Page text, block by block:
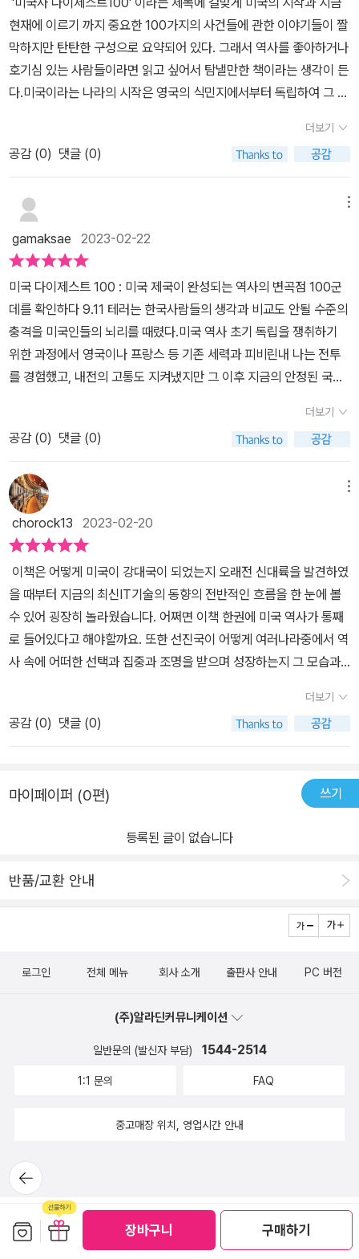
장바구니 구매하기
책, 9·11 테러 사건 등 수많은 역사를 다루고 있다. ​한 권의 책에서 짧
은 챕터를 통해서 미국의 역사를 살펴볼 수 있었다. 간간이, 한국과 관
련된 6·25전쟁, LA 폭동 사건의 이야기도 볼 수 있어서 반갑기도 하
였다. 어렵지 않게 미국의 굵직한 역사를 만나볼 수 있어서 처음 미국
다. 개인적으로는 역사를 좋아하는데 쉽고 재미있고 유익하게 읽은
책이어서 다른 나라 역사 이야기도 읽어보고 싶을 정도였다.​*출판사
로부터 책을 제공받았으나 주관적으로 작성하였습니다.
면에 미국의 모든 사건들이 파노라마처럼 이어진다. 이미 많은 영화
나 드라마를 통해 흔하게 접한 사건들도 있지만 처음 들어보는 사건
들도 많아서 미국을 아는데 많은 도움이 되었다.특히 1803년에 프랑
스로부터 사들인 루이지애나는 그 당시 미국 영토와 비슷한 면적을
가진 땅으로 미국이 러시아 다음으로 광활한 대국이 되는 계기를 만
든다. 그 당시의 루이지애나는 오늘날의 루이지애나와 다른 지역이라
고 한다.이 지역은 원래 프랑스 소유였는데 1762년 7년 전쟁에서 패
스페인과 비밀협정을 맺기도 한다. 정말 우연한 기회에 프랑스 소유
의 루이지애나 땅이 미국으로 넘어온 것은 미국도 예상하지 못한 사
건이어서 당황했다고 한다.새로운 사실을 알게 되었다. 루이지애나
지역을 얻게 됨으로써 오늘날과 같은 미국의 기틀이 만들어졌다는 사
실이 참 놀랍다. 그리고 우연한 기회에 미국의 고위층들도 당황하였
다는 것이 황당하기까지 하다. 어찌 보면 미국은 이런 것도 참 운이 좋
은 듯 하다.유명한 보스턴 차 사건의 내막도 밝힌다. 그리고 수도를 워
싱턴 DC로 만드는 과정, 미문학의 상징인 모비 딕 이야기, 멕시코와
등 유명한 사건들이 소설처럼 펼쳐진다.미국의 역사를 만든 굵직한
정치적 사건들, 미국 사회를 흔든 스캔들, 미국 문화의 자존심을 세워
준 예술과 문학, 헨리 포드 이후로 세계 경제를 움직이는 기술의 발전
까지 세계 경제를 이끌고 세계 문화에 영향을 주는 미국의 본 모습을
볼 수 있는 다양한 사건들로 가득하다.보통의 미국 역사는 역사적인
시간 순서로 사건들을 나열하는 것에 불과하다. 하지만 이 책은 마치
역사소설을 읽어내듯이 미국의 건국과 발전, 그리고 전 세계를 지배
하는 경찰국가로서의 면모를 펼쳐낸다. 미국사를 본격적으로 공부하
기 전에 전체적인 숲을 그리는 데 많은 도움이 될 듯 하다.* 출판사로
부터 책을 제공받아 감사하게 읽고 주관적인 의견을 적었습니다.
현재에 이르기 까지 중요한 100가지의 사건들에 관한 이야기들이 짤
막하지만 탄탄한 구성으로 요약되어 있다. 그래서 역사를 좋아하거나
호기심 있는 사람들이라면 읽고 싶어서 탐낼만한 책이라는 생각이 든
다.미국이라는 나라의 시작은 영국의 식민지에서부터 독립하여 그 역
유가 무척 궁금했다. 세계사를 배울 때에 미국의 역사에 대해서는 잘
기억이 나지 않는다. 그저 세계가 전쟁으로 무모한 일을 벌일 때, 무기
를 팔면서 성장해왔다는 정도만 기억에 남을 뿐이다. 아무튼 아메리
카 원주민들이 살던 곳을 콜럼버스가 신대륙을 발견하면서부터 유럽
각국의 땅따먹기가 시작되었다고 한다. 이미 살고 있는 원주민이 있
었음에도 불구하고, 정복자와 이민자들로 부터 자신의 터전을 빼앗겨
야 했다. 그곳을 빼앗은 사람들은 남부에 농장을 세워 또 다시 그들의
노동력을 착취하고, 흑인 노예들을 데려와 강제 노역을 시키기도 했
다. 그렇게 돈을 모으고, 세력을 키워 영국으로 부터 독립을 하게 되
고, 통일 국가로 초대 대통령으로 유명한 조지 워싱턴이 등장하기도
한다.중요 사건과 인물들만 알던 것을 쭉 연결해서 읽어가니, 그들의
역사에 대해 이해하기가 한결 수월한 느낌이 들었다. 영국으로 부터
독립을 하고, 서부까지 진출하면서 점점 땅덩어리를 키워 나가며, 수
많은 이권과 대립으로 인해 발생한 전쟁들을 솔직히 이해 할수가 없
세계 곳곳에서 일어나고 있다는 사실이 참 안타까울 뿐이다.무엇보다
자신만의 이익을 위해 양보 없이 싸우는 것이 훗날 역사에 어떻게 기
록될지 그들은 모르는 걸까? 지금 현재 미국이라는 나라의 명성만큼
그 시작이 크지는 않았으나 결국에는 누구도 쉽게 넘보지 못하는 나
라가 되었다. 그동안 수많은 일들이 있었지만 포기하지 않았고, 결국
그들이 원하는 바를 이루어 냈다는 느낌을 받았다. 그렇다면 앞으로
미국이라는 계속해서 그 자리를 지켜나갈 수 있을까? 책을 읽는 동안
미국이라는 나라에 대해 좀 더 깊게 알 수 있는 유익한 시간이었다.@
이 글은 출판사로부터 도서를 협찬받아 주관적인 견해에 의해 작성했
더보기
공감 (0) 댓글 (0)
gamaksae 2023-02-22
미국 다이제스트 100 : 미국 제국이 완성되는 역사의 변곡점 100군
데를 확인하다 9.11 테러는 한국사람들의 생각과 비교도 안될 수준의
충격을 미국인들의 뇌리를 때렸다.미국 역사 초기 독립을 쟁취하기
위한 과정에서 영국이나 프랑스 등 기존 세력과 피비린내 나는 전투
를 경험했고, 내전의 고통도 지켜냈지만 그 이후 지금의 안정된 국가
때문이다.진주만은 어차피 먼 하와이니 논외로 치고 말이다.영화에서
도 등장하지 못할 수준의 테러를 성공에 마무리한 대가는 알 카에다
에게도 괴멸에 가까운 타격을 주었지만, 그들이 기대했던 미국인들을
트라우마에 빠지게 만드는 목표는 성공했다 볼 수 있다. 세상 그 누구
도 해내지 못했던 일이다. 미국은 제국의 관점에서 역사상 가장 관대
한 국가라는 평이 지배한다.세계 패권 국가답게 경제와 군사의 독점
에 가까운 횡포는 여전하지만 공식화된 식민지나 타민족에 대한 억압
등 과거 제국의 행패를 노골적으로 드러내지는 않는다. 어쩌면 하나
의 국가지만 여러 연방의 집합체란 의미는 막강한 행정부 수반의 권
력이 힘을 발휘하지만 결정의 순간에는 삼권 분리가 작동하고, 동시
에 각 주의 의견과 주장이 반영되는 결과물이 아닐까 싶다. 미국사는
최대 강대국이 탄생하고 지금의 권세를 누리는 과정을 이해하는 재미
도 있지만, 도무지 이해할 수 없는 그들만의 정치경제문화에 걸친 의
사결정과정을 엿볼 수 있는 기회이기도 하다.항상 우리가 의문을 갖
사건들을 위주로 훑어 나가는 과정은 구체화된 사건 중심의 미시 역
사의 사례가 어떻게 사방팔방 영향력을 확대해나가는 지 살펴볼 수도
점이 있다. 결과의 파장은 크지만 정작 발단이 되었던 사건을 잘 모르
는 경우가 많은데 책에서 우리가 몰랐던 현장의 모습을 살펴보는 좋
록으로 시간은 기록되고 패자는 보조출연 정도의 포지션으로 등장했
고 그들의 주장은 소수의견으로 무시된다.거대한 땅덩어리에 살기 시
바이러스와 질병에 취약할 수 밖에 없었고, 웰즈의 소설 “우주전쟁”
결말부에 독자들이 환호성을 질렀던 상황이 어처구니 없게 실제 인류
사에 존재했다는 깨달음에 놀라게 된다. 쓰러져간 주체가 뒤바뀌긴
피해자라는 인식이 더 많이 퍼져서 다행인 건 우리나라 역시 억울하
주민을 때려잡고 자리를 잡은 백인들이 본국의 세금과 간섭을 없애고
자 피 흘리는 전쟁에 돌입하는 과정은 아이러니한 모습이지 않은
가? 책에 살짝 묻어나는 “잔인 무도한” 원주민의 반란같은 시각은 미
국이라는 나라의 역사를 살펴보는 과정에서 객관화시켜야 하겠다는
바램도 든다. 루이지애나 주를 엉겁결에 획득한 미정부의 당황스러운
더보기
공감 (0) 댓글 (0)
chorock13 2023-02-20
이책은 어떻게 미국이 강대국이 되었는지 오래전 신대륙을 발견하였
을 때부터 지금의 최신IT기술의 동향의 전반적인 흐름을 한 눈에 볼
수 있어 굉장히 놀라웠습니다. 어쩌면 이책 한권에 미국 역사가 통째
로 들어있다고 해야할까요. 또한 선진국이 어떻게 여러나라중에서 역
사 속에 어떠한 선택과 집중과 조명을 받으며 성장하는지 그 모습과
아마 지루함이라고 느낄수 없을 정도로 흥미롭다고 장담할 수 있습니
다. 그리고 우리가 지금의 미국의 모습과 전혀 다른 일대기를 바라보
면 그들의 숭고한 미국의 정신이 어떠한 가치가 있고, 자신들만의 자
또다를 감동을 안겨주기도 하였습니다. 또한 전체 100가지 역사적인
습니다. 처음 개척이란 주제로 시작하여 영국의 식민지에서 어떻게
럼버스의 신대륙의 발견의 내용은 볼만한 가치가 있습니다. 다음은
그려놓았습니다. 여기서 우리가 아는 하버드대학의 탄생 여부도 알수
일대기를 보면서도 우리 시대에 본받을 점이 가장 많다고 느꼈습니
정이 된 내막을 보여주며, 그들의 워싱턴 수도가 어떻게 탄생하는지,
또한 영미 전쟁을 시작으로 민족주의의 시대를 개막하는 장면은 볼만
불러일으키며 엄청난 발전을 하게 됨을 엿볼수 있습니다. 하지만 그
노예제도의 찬반 논란으로 인해 여러 죄없는 사람들이 목숨을 잃은
책에 나와있어 흥미로웠습니다. 다음으로 미국은 서부진출로 지금의
대륙 횡단 철도가 만들어진 계기를 엿볼수 있습니다. 그리고 이때부
터 철저한 자본주의와 제국주의 시초라 그 역사적인 순간을 포착한
일대기도 볼만합니다. 또한 자동차 산업의 발전과 뉴딜정책의 탄생,
더보기
공감 (0) 댓글 (0)
마이페이퍼 (0편) 쓰기
등록된 글이 없습니다
반품/교환 안내
뒤로가
기
로그인 전체 메뉴 회사 소개 출판사 안내 PC 버전
(주)알라딘커뮤니케이션
일반문의 (발신자 부담) 1544-2514
1:1 문의 FAQ
중고매장 위치, 영업시간 안내